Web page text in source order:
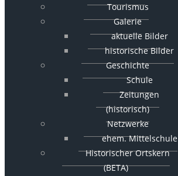
Tourismus
Galerie
aktuelle Bilder
historische Bilder
Geschichte
Schule
Zeitungen
(historisch)
Netzwerke
ehem. Mittelschule
Historischer Ortskern
(BETA)